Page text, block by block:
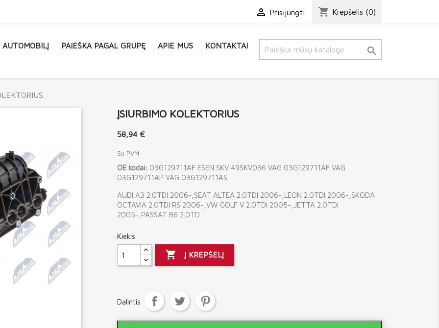
 Prisijungti shopping_cart Krepšelis (0)
AUTOMOBILĮ PAIEŠKA PAGAL GRUPĘ APIE MUS KONTAKTAI 
ĮSIURBIMO KOLEKTORIUS
58,94 €
Su PVM
OE kodai: 03G129711AF ESEN SKV 49SKV036 VAG 03G129711AF VAG
03G129711AP VAG 03G129711AS
AUDI A3 2.0TDI 2006-,SEAT ALTEA 2.0TDI 2006-,LEON 2.0TDI 2006-,SKODA
OCTAVIA 2.0TDI RS 2006-,VW GOLF V 2.0TDI 2005-,JETTA 2.0TDI
2005-,PASSAT B6 2.0TD
Kiekis
 Į KREPŠELĮ
Dalintis